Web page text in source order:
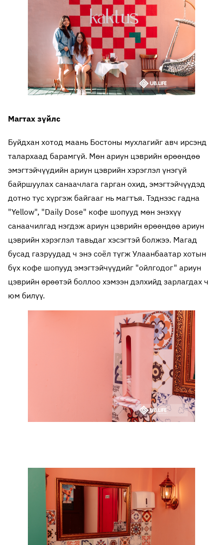
Магтах зүйлс
Буйдхан хотод маань Бостоны мухлагийг авч ирсэнд
талархаад барамгүй. Мөн ариун цэврийн өрөөндөө
эмэгтэйчүүдийн ариун цэврийн хэрэглэл үнэгүй
байршуулах санаачлага гарган охид, эмэгтэйчүүдэд
дотно тус хүргэж байгааг нь магтъя. Тэднээс гадна
"Yellow", "Daily Dose" кофе шопууд мөн энэхүү
санаачилгад нэгдэж ариун цэврийн өрөөндөө ариун
цэврийн хэрэглэл тавьдаг хэсэгтэй болжээ. Магад
бусад газруудад ч энэ соёл түгж Улаанбаатар хотын
бүх кофе шопууд эмэгтэйчүүдийг "ойлгодог" ариун
цэврийн өрөөтэй боллоо хэмээн дэлхийд зарлагдах ч
юм билүү.